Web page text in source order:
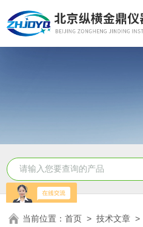
当前位置：首页 >技术文章 >